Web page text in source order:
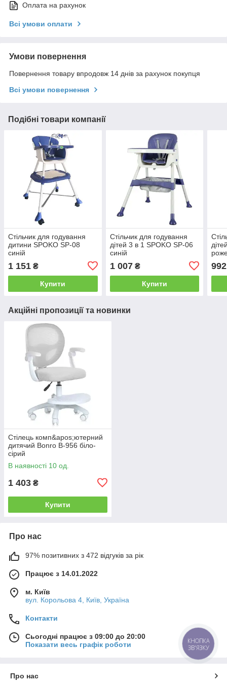
Оплата на рахунок
Всі умови оплати
Умови повернення
Повернення товару впродовж 14 днів за рахунок покупця
Всі умови повернення
Подібні товари компанії
Стільчик для годування
дитини SPOKO SP-08
синій
1 151 ₴
Купити
Стільчик для годування
дітей 3 в 1 SPOKO SP-06
синій
1 007₴
Купити
992
Акційні пропозиції та новинки
Стілець комп&apos;ютерний
дитячий Bonro B-956 біло-
сірий
В наявності 10 од.
1 403 ₴
Купити
Про нас
97% позитивних з 472 відгуків за рік
Працює з 14.01.2022
м. Київ
вул. Корольова 4, Київ, Україна
Контакти
Сьогодні працює з 09:00 до 20:00
Показати весь графік роботи
Про нас
КНОПКА
ЗВ'ЯЗКУ